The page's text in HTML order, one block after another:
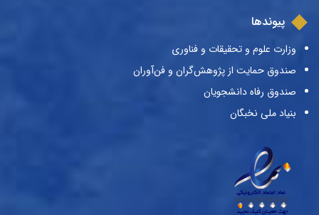
پیوندها
وزارت علوم و تحقیقات و فناوری
صندوق حمایت از پژوهش‌گران و فن‌آوران
صندوق رفاه دانشجویان
بنیاد ملی نخبگان